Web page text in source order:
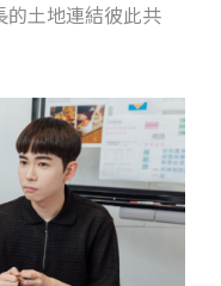
的土地連結彼此共